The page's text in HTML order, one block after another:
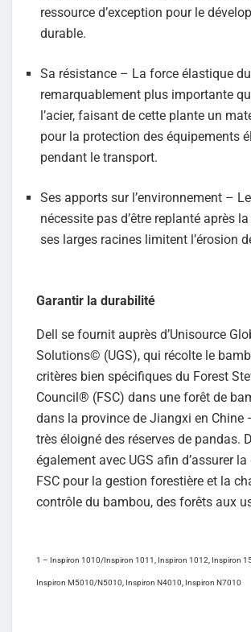
ressource d’exception pour le
durable.
Sa résistance – La force élastique
remarquablement plus importante
l’acier, faisant de cette plante un
pour la protection des équipements
pendant le transport.
Ses apports sur l’environnement –
nécessite pas d’être replanté après
ses larges racines limitent l’érosion
Garantir la durabilité
Dell se fournit auprès d’Unisource
Solutions© (UGS), qui récolte le
critères bien spécifiques du Forest
Council® (FSC) dans une forêt de
dans la province de Jiangxi en Chine
très éloigné des réserves de pandas.
également avec UGS afin d’assurer
FSC pour la gestion forestière et la
contrôle du bambou, des forêts aux
1 – Inspiron 1010/Inspiron 1011, Inspiron 1012, Inspiron
Inspiron M5010/N5010, Inspiron N4010, Inspiron N7010